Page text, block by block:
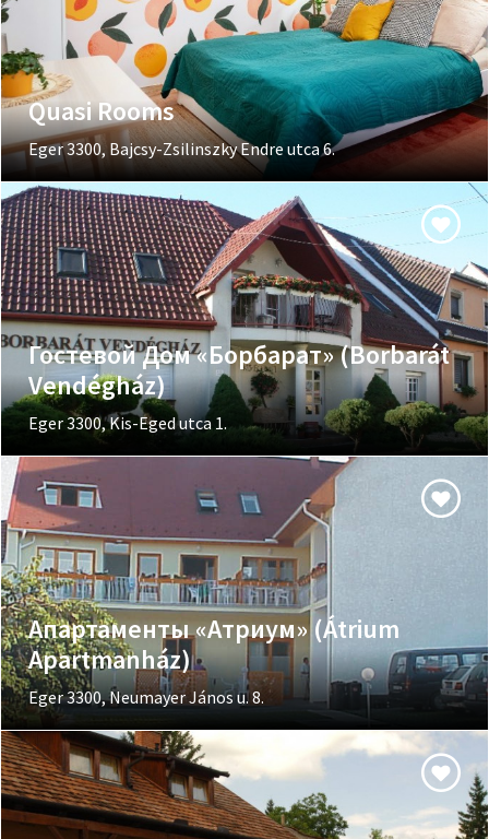
Quasi Rooms
Eger 3300, Bajcsy-Zsilinszky Endre utca 6.
Гостевой Дом «Борбарат» (Borbarát
Vendégház)
Eger 3300, Kis-Eged utca 1.
Апартаменты «Атриум» (Átrium
Apartmanház)
Eger 3300, Neumayer János u. 8.